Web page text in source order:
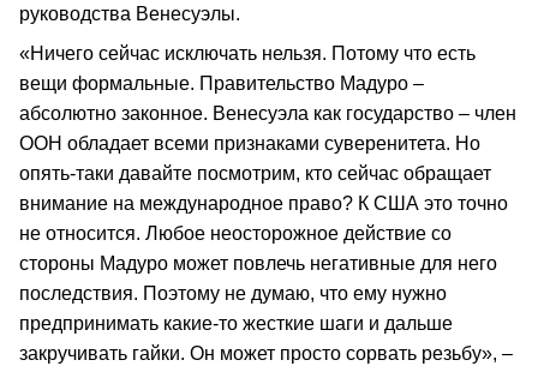
руководства Венесуэлы.
«Ничего сейчас исключать нельзя. Потому что есть
вещи формальные. Правительство Мадуро –
абсолютно законное. Венесуэла как государство – член
ООН обладает всеми признаками суверенитета. Но
опять-таки давайте посмотрим, кто сейчас обращает
внимание на международное право? К США это точно
не относится. Любое неосторожное действие со
стороны Мадуро может повлечь негативные для него
последствия. Поэтому не думаю, что ему нужно
предпринимать какие-то жесткие шаги и дальше
закручивать гайки. Он может просто сорвать резьбу», –